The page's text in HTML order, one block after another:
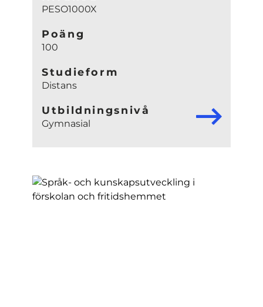
PESO1000X
Poäng
100
Studieform
Distans
Utbildningsnivå
Gymnasial